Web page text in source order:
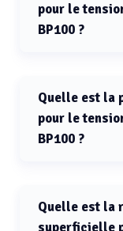
pour le
BP100 ?
Quelle est la
pour le
BP100 ?
Quelle est la